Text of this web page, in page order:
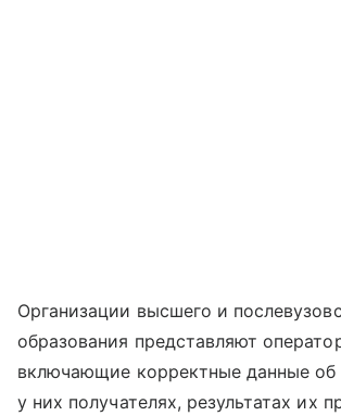
Организации высшего и
образования представляют
включающие корректные данные
у них получателях, результатах их